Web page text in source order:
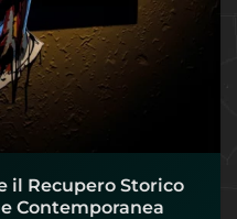
il Recupero Storico
Contemporanea